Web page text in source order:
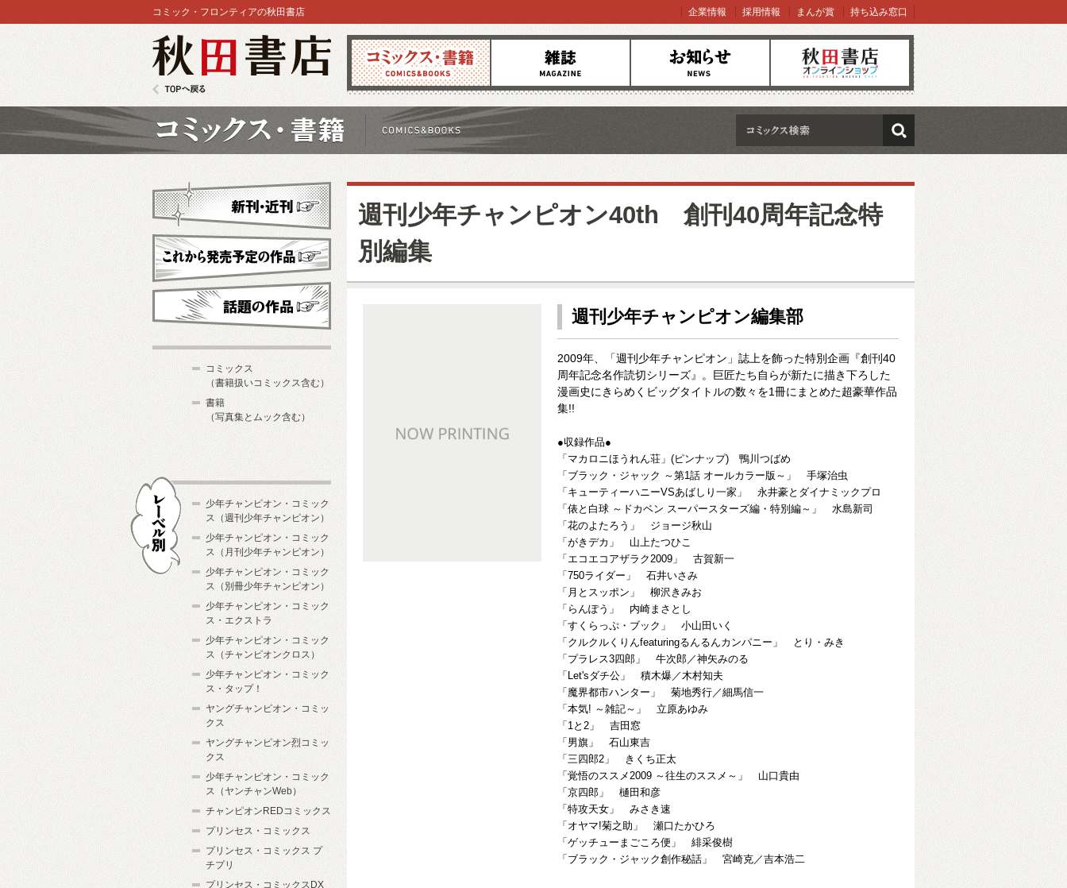
コミックス 雑誌 お知らせ オンラインショップ
コミック・フロンティアの秋田書店 企業情報 採用情報 まんが賞 持ち込み窓口
検索
週刊少年チャンピオン40th 創刊40周年記念特
別編集
週刊少年チャンピオン編集部
2009年、「週刊少年チャンピオン」誌上を飾った特別企画『創刊40
周年記念名作読切シリーズ』。巨匠たち自らが新たに描き下ろした
漫画史にきらめくビッグタイトルの数々を1冊にまとめた超豪華作品
集!!
●収録作品●
「マカロニほうれん荘」(ピンナップ)
鴨川つばめ
「ブラック・ジャック ～第1話 オールカラー版～」 手塚治虫
「キューティーハニーVSあばしり一家」 永井豪とダイナミックプロ
「俵と白球 ～ドカベン スーパースターズ編・特別編～」 水島新司
「花のよたろう」 ジョージ秋山
「がきデカ」 山上たつひこ
「エコエコアザラク2009」 古賀新一
「750ライダー」 石井いさみ
「月とスッポン」 柳沢きみお
「らんぽう」 内崎まさとし
「すくらっぷ・ブック」 小山田いく
「クルクルくりんfeaturingるんるんカンパニー」 とり・みき
「プラレス3四郎」 牛次郎／神矢みのる
「Let'sダチ公」 積木爆／木村知夫
「魔界都市ハンター」 菊地秀行／細馬信一
「本気! ～雑記～」 立原あゆみ
「1と2」 吉田窓
「男旗」 石山東吉
「三四郎2 」 きくち正太
「覚悟のススメ2009 ～往生のススメ～」 山口貴由
「京四郎」 樋田和彦
「特攻天女」 みさき速
「オヤマ!菊之助」 瀬口たかひろ
「ゲッチューまごころ便」 緋采俊樹
「ブラック・ジャック創作秘話」 宮崎克／吉本浩二
新刊・近刊
これから発売予定
コミックス
（書籍扱いコミックス含む）
書籍
（写真集とムック含む）
少年チャンピオン・コミック
ス（週刊少年チャンピオン）
少年チャンピオン・コミック
ス（月刊少年チャンピオン）
少年チャンピオン・コミック
ス（別冊少年チャンピオン）
少年チャンピオン・コミック
ス・エクストラ
少年チャンピオン・コミック
ス（チャンピオンクロス）
少年チャンピオン・コミック
ス・タップ！
ヤングチャンピオン・コミッ
クス
ヤングチャンピオン烈コミッ
クス
少年チャンピオン・コミック
ス（ヤンチャンWeb）
チャンピオンREDコミックス
プリンセス・コミックス
プリンセス・コミックス プ
チプリ
プリンセス・コミックスDX